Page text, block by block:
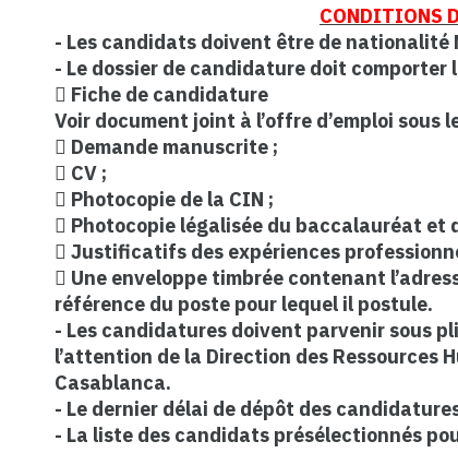
CONDITIONS
- Les candidats doivent être de nationalité
- Le dossier de candidature doit comporter
 Fiche de candidature
Voir document joint à l’offre d’emploi sous
 Demande manuscrite ;
 CV ;
 Photocopie de la CIN ;
 Photocopie légalisée du baccalauréat et
 Justificatifs des expériences
 Une enveloppe timbrée contenant
référence du poste pour lequel il postule.
- Les candidatures doivent parvenir sous
l’attention de la Direction des Ressources
Casablanca.
- Le dernier délai de dépôt des
- La liste des candidats présélectionnés